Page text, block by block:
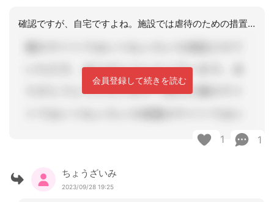
確認ですが、自宅ですよね。施設では虐待のための措置がありますが、自宅ではありまし
会員登録して続きを読む
1 1
ちょうざいみ
2023/09/28 19:25